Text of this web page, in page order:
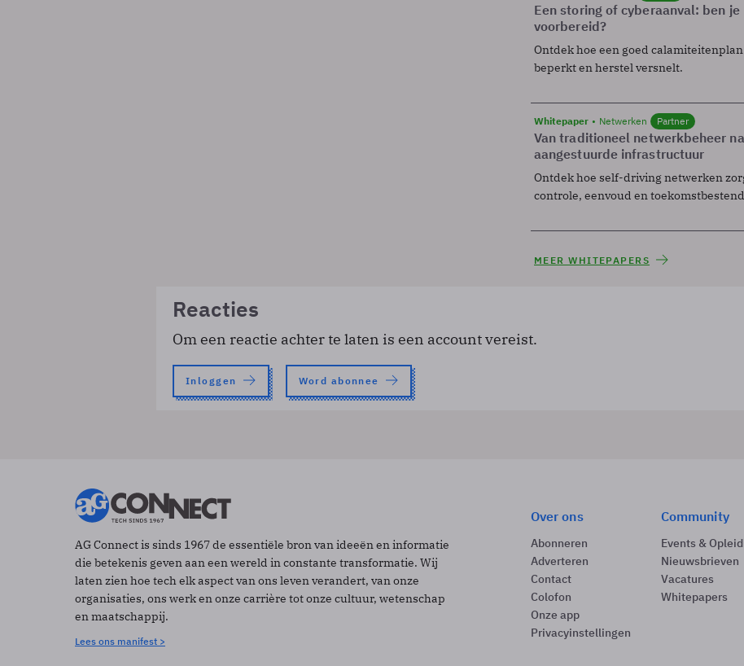
Een storing of cyberaanval: ben je
voorbereid?
Ontdek hoe een goed
beperkt en herstel versnelt.
Whitepaper Netwerken Partner
Van traditioneel netwerkbeheer
aangestuurde infrastructuur
Ontdek hoe self-driving netwerken
controle, eenvoud en
MEER WHITEPAPERS
Reacties
Om een reactie achter te laten is een account vereist.
Inloggen Word abonnee
AG Connect is sinds 1967 de essentiële bron van ideeën en informatie
die betekenis geven aan een wereld in constante transformatie. Wij
laten zien hoe tech elk aspect van ons leven verandert, van onze
organisaties, ons werk en onze carrière tot onze cultuur, wetenschap
en maatschappij.
Lees ons manifest >
Over ons
Abonneren
Adverteren
Contact
Colofon
Onze app
Privacyinstellingen
Community
Events &
Nieuwsbrieven
Vacatures
Whitepapers